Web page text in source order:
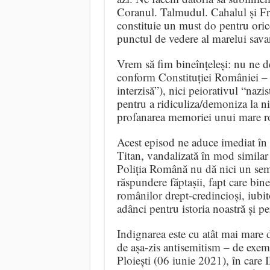
Coranul. Talmudul. Cahalul și
constituie un must do pentru
punctul de vedere al marelui
Vrem să fim bineînțeleși: nu ne
conform Constituției României –
interzisă”), nici peiorativul
pentru a ridiculiza/demoniza la
profanarea memoriei unui mare
Acest episod ne aduce imediat
Titan, vandalizată în mod
Poliția Română nu dă nici un
răspundere făptașii, fapt care
românilor drept-credincioși,
adânci pentru istoria noastră și
Indignarea este cu atât mai mare
de așa-zis antisemitism – de
Ploiești (06 iunie 2021), în care